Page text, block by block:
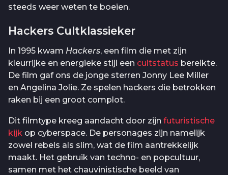
steeds weer weten te boeien.
Hackers Cultklassieker
In 1995 kwam Hackers, een film die met zijn
kleurrijke en energieke stijl een cultstatus bereikte.
De film gaf ons de jonge sterren Jonny Lee Miller
en Angelina Jolie. Ze spelen hackers die betrokken
raken bij een groot complot.
Dit filmtype kreeg aandacht door zijn futuristische
kijk op cyberspace. De personages zijn namelijk
zowel rebels als slim, wat de film aantrekkelijk
maakt. Het gebruik van techno- en popcultuur,
samen met het chauvinistische beeld van